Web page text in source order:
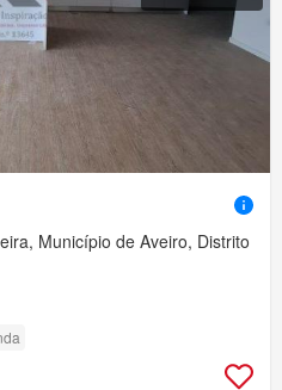
Município de Aveiro, Distrito